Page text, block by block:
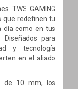
TWS GAMING
que redefinen tu
día como en tus
para
y tecnología
en el aliado
de 10 mm, los